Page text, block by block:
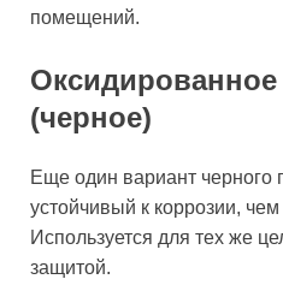
помещений.
(черное)
Еще один вариант черного
устойчивый к коррозии,
Используется для тех же
защитой.